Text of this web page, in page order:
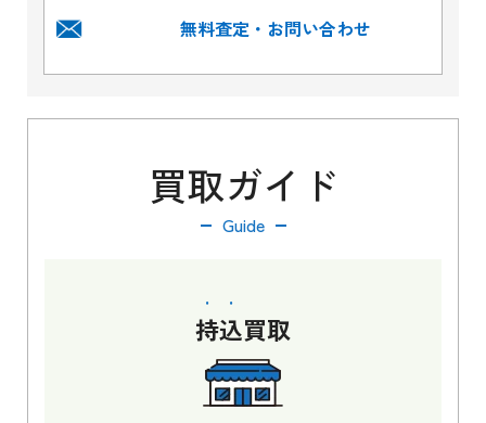
無料査定・お問い合わせ
買取ガイド
Guide
持込買取